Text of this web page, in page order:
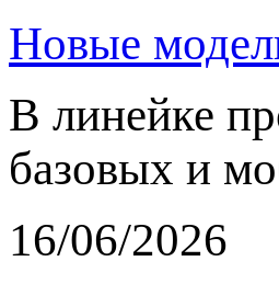
Новые
В линейке
базовых и
16/06/2026